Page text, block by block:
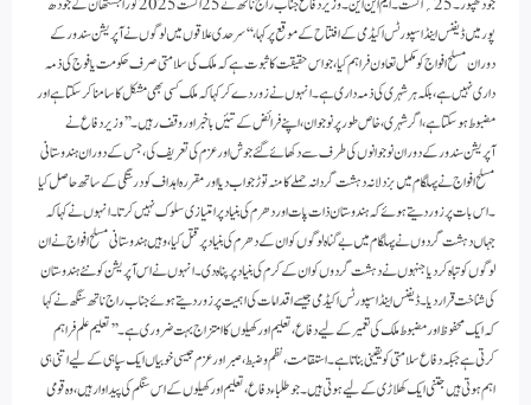
پور میں ڈیفنس اینڈ اسپورٹس اکیڈمی کے افتتاح کے موقع پر کہا ، ‘‘سرحدی علاقوں میں لوگوں نے آپریشن سندور کے
دوران مسلح افواج کو مکمل تعاون فراہم کیا ، جو اس حقیقت کا ثبوت ہے کہ ملک کی سلامتی صرف حکومت یا فوج کی ذمہ
داری نہیں ہے ، بلکہ ہر شہری کی ذمہ داری ہے ۔ انہوں نے زور دے کر کہا کہ ملک کسی بھی مشکل کا سامنا کر سکتا ہے اور
مضبوط ہو سکتا ہے ، اگر شہری ، خاص طور پر نوجوان ، اپنے فرائض کے تئیں باخبر اور وقف رہیں ۔’’وزیر دفاع نے
آپریشن سندور کے دوران نوجوانوں کی طرف سے دکھائے گئے جوش اور عزم کی تعریف کی ، جس کے دوران ہندوستانی
مسلح افواج نے پہلگام میں بزدلانہ دہشت گردانہ حملے کا منہ توڑ جواب دیا اور مقررہ اہداف کو درستگی کے ساتھ حاصل کیا
۔ اس بات پر زور دیتے ہوئے کہ ہندوستان ذات پات اور دھرم کی بنیاد پر امتیازی سلوک نہیں کرتا ۔ انہوں نے کہا کہ
جہاں دہشت گردوں نے پہلگام میں بے گناہ لوگوں کو ان کے دھرم کی بنیاد پر قتل کیا، وہیں ہندوستانی مسلح افواج نے ان
لوگوں کو تباہ کر دیا جنہوں نے دہشت گردوں کو ان کے کرم کی بنیاد پر پناہ دی ۔ انہوں نے اس آپریشن کو نئے ہندوستان
کی شناخت قرار دیا ۔ڈیفنس اینڈ اسپورٹس اکیڈمی جیسے اقدامات کی اہمیت پر زور دیتے ہوئے جناب راج ناتھ سنگھ نے کہا
کہ ایک محفوظ اور مضبوط ملک کی تعمیر کے لیے دفاع ، تعلیم اور کھیلوں کا امتزاج بہت ضروری ہے ۔ ’’تعلیم علم فراہم
کرتی ہے جبکہ دفاع سلامتی کو یقینی بناتا ہے ۔ استقامت ، نظم و ضبط ، صبر اور عزم جیسی خوبیاں ایک سپاہی کے لیے اتنی ہی
اہم ہوتی ہیں جتنی ایک کھلاڑی کے لیے ہوتی ہیں ۔ جو طلباء دفاع ، تعلیم اور کھیلوں کے اس سنگم کی پیداوار ہیں ، وہ قومی